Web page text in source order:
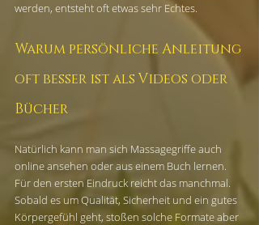
werden, entsteht oft etwas sehr Echtes.
Warum persönliche Anleitung
oft besser ist als Videos oder
Bücher
Natürlich kann man sich Massagegriffe auch
online ansehen oder aus einem Buch lernen.
Für den ersten Eindruck reicht das manchmal.
Sobald es um Qualität, Sicherheit und ein gutes
Körpergefühl geht, stoßen solche Formate aber